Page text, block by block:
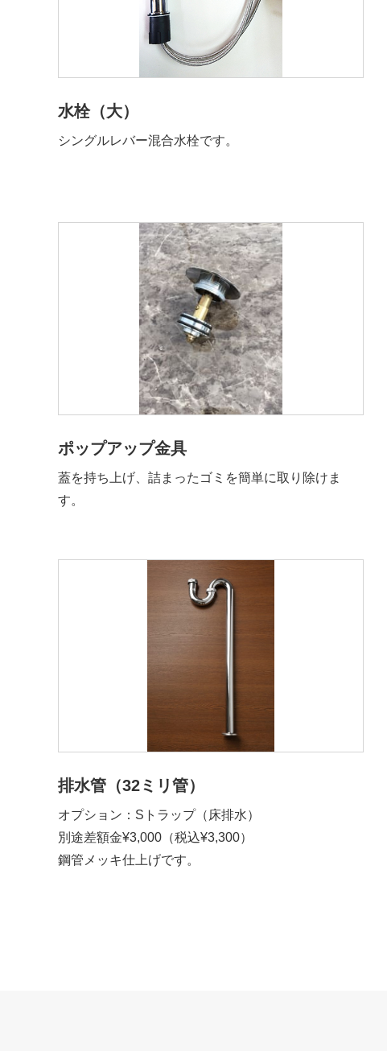
水栓（大）
シングルレバー混合水栓です。
ポップアップ金具
蓋を持ち上げ、詰まったゴミを簡単に取り除けま
す。
排水管（32ミリ管）
オプション：Sトラップ（床排水）
別途差額金¥3,000（税込¥3,300）
鋼管メッキ仕上げです。